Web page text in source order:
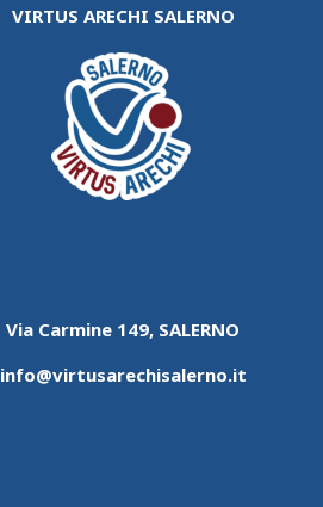
VIRTUS ARECHI SALERNO
Via Carmine 149, SALERNO
info@virtusarechisalerno.it